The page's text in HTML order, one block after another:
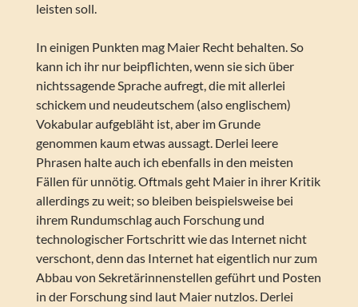
leisten soll.
In einigen Punkten mag Maier Recht behalten. So
kann ich ihr nur beipflichten, wenn sie sich über
nichtssagende Sprache aufregt, die mit allerlei
schickem und neudeutschem (also englischem)
Vokabular aufgebläht ist, aber im Grunde
genommen kaum etwas aussagt. Derlei leere
Phrasen halte auch ich ebenfalls in den meisten
Fällen für unnötig. Oftmals geht Maier in ihrer Kritik
allerdings zu weit; so bleiben beispielsweise bei
ihrem Rundumschlag auch Forschung und
technologischer Fortschritt wie das Internet nicht
verschont, denn das Internet hat eigentlich nur zum
Abbau von Sekretärinnenstellen geführt und Posten
in der Forschung sind laut Maier nutzlos. Derlei